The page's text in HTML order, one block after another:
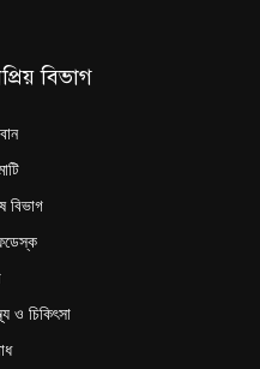
বিভাগ
বিভাগ
ও চিকিৎসা